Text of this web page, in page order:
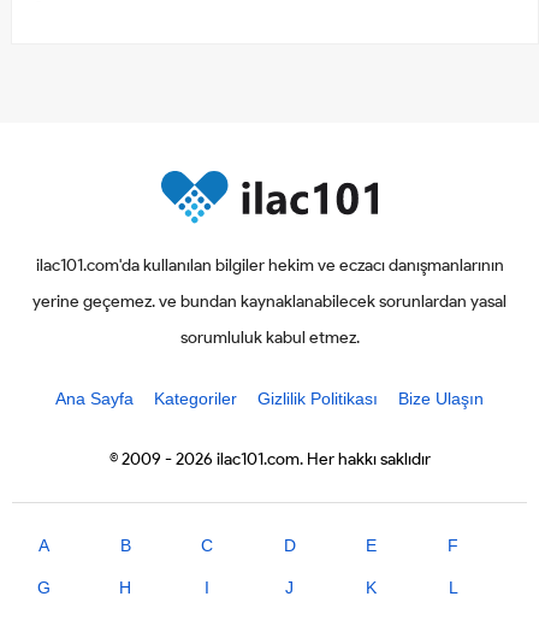
ilac101.com'da kullanılan bilgiler hekim ve eczacı danışmanlarının
yerine geçemez. ve bundan kaynaklanabilecek sorunlardan yasal
sorumluluk kabul etmez.
Ana Sayfa Kategoriler Gizlilik Politikası Bize Ulaşın
© 2009 - 2026 ilac101.com. Her hakkı saklıdır
A B C D E F
G H I J K L